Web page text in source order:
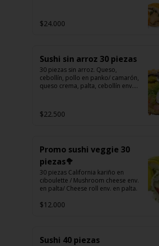
rellenas de camarón, queso
crema)/ gyosas mixtas.
$24.000
Sushi sin arroz 30 piezas
30 piezas sin arroz. Queso,
cebollín, pollo en panko/ camarón,
queso crema, palta, cebollín env.
en panko.
$22.500
Promo sushi veggie 30
piezas🥦
30 piezas California kariño en
ciboulette / Mushroom cheese env.
en palta/ Cheese roll env. en palta.
$12.000
Sushi 40 piezas